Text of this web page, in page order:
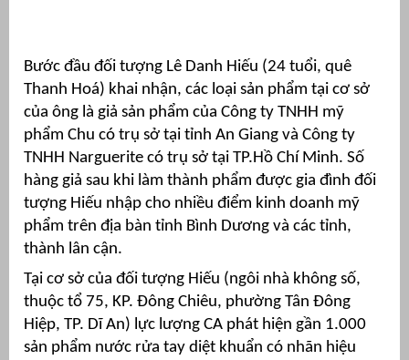
Bước đầu đối tượng Lê Danh Hiếu (24 tuổi, quê
Thanh Hoá) khai nhận, các loại sản phẩm tại cơ sở
của ông là giả sản phẩm của Công ty TNHH mỹ
phẩm Chu có trụ sở tại tỉnh An Giang và Công ty
TNHH Narguerite có trụ sở tại TP.Hồ Chí Minh. Số
hàng giả sau khi làm thành phẩm được gia đình đối
tượng Hiếu nhập cho nhiều điểm kinh doanh mỹ
phẩm trên địa bàn tỉnh Bình Dương và các tỉnh,
thành lân cận.
Tại cơ sở của đối tượng Hiếu (ngôi nhà không số,
thuộc tổ 75, KP. Đông Chiêu, phường Tân Đông
Hiệp, TP. Dĩ An) lực lượng CA phát hiện gần 1.000
sản phẩm nước rửa tay diệt khuẩn có nhãn hiệu